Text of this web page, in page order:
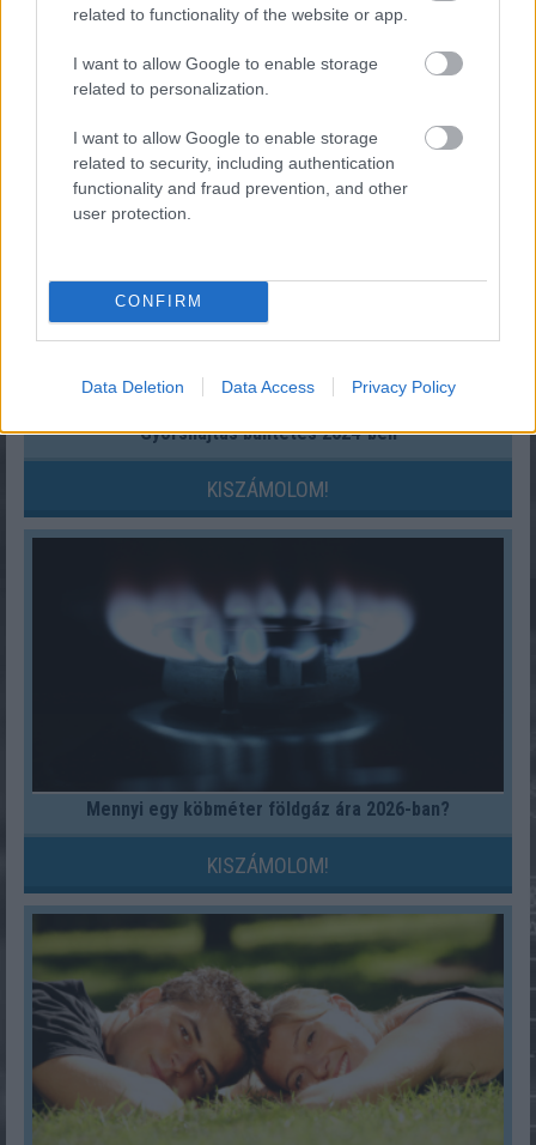
related to functionality of the website or app.
I want to allow Google to enable storage
related to personalization.
I want to allow Google to enable storage
related to security, including authentication
functionality and fraud prevention, and other
user protection.
CONFIRM
Data Deletion Data Access Privacy Policy
volna-e valaha!
Gyorshajtás büntetés 2024-ben
KISZÁMOLOM!
Mennyi egy köbméter földgáz ára 2026-ban?
KISZÁMOLOM!